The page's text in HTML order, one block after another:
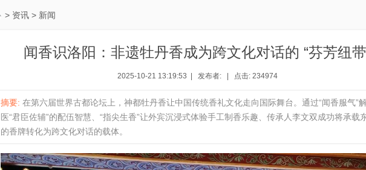
> 资讯 > 新闻
闻香识洛阳：非遗牡丹香成为跨文化对话的 “芬芳纽
2025-10-21 13:19:53 | 发布者: | 点击: 234974
摘要: 在第六届世界古都论坛上，神都牡丹香让中国传统香礼文化走向国际舞台。通过“闻香服气”
医“君臣佐辅”的配伍智慧、“指尖生香”让外宾沉浸式体验手工制香乐趣、传承人李文双成功将承载
的香牌转化为跨文化对话的载体。